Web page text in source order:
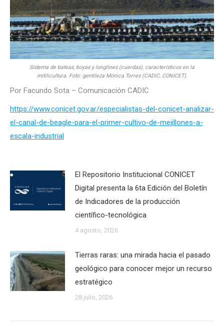
Sistema de bateas, boyas y longlines (cuerdas), característicos en la
mitilicultura. Foto: gentileza Mónica Torres (CADIC, CONICET).
Por Facundo Sota – Comunicación CADIC
https://www.conicet.gov.ar/especialistas-del-conicet-analizar-
el-canal-de-beagle-para-el-primer-cultivo-de-mejillones-a-
escala-industrial
El Repositorio Institucional CONICET
Digital presenta la 6ta Edición del Boletín
de Indicadores de la producción
científico-tecnológica
4 agosto, 2026
Tierras raras: una mirada hacia el pasado
geológico para conocer mejor un recurso
estratégico
28 julio, 2026